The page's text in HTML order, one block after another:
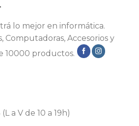
lo mejor en informática.
Computadoras, Accesorios y
10000 productos.
a V de 10 a 19h)